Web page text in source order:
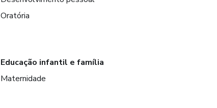
Oratória
Educação infantil e família
Maternidade